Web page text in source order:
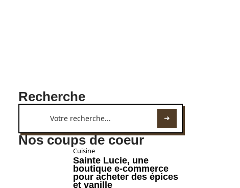
Recherche
Nos coups de coeur
Cuisine
Sainte Lucie, une
boutique e-commerce
pour acheter des épices
et vanille